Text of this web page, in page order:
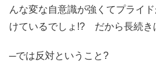
んな変な自意識が強くてプライ
けているでしょ!? だから長続き
─では反対ということ?